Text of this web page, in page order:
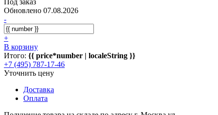
Обновлено 07.08.2026
-
+
В корзину
Итого: {{ price*number | localeString }}
+7 (495) 787-17-46
Уточнить цену
Доставка
Оплата